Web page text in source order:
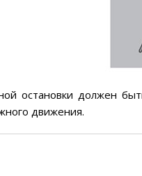
остановки должен
движения.